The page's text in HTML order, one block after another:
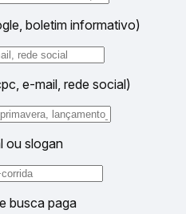
boletim informativo)
e-mail, rede social)
ou slogan
busca paga